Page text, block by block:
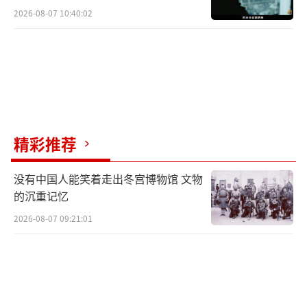
2026-08-07 10:40:02
精彩推荐
没有中国人能笑着走出冬宫博物馆 文物
的沉重记忆
2026-08-07 09:21:01